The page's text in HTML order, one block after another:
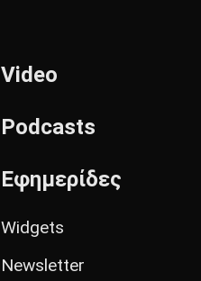
Video
Podcasts
Εφημερίδες
Widgets
Newsletter